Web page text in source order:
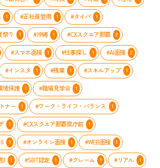
1 #正社員登用 1 #タイパ 1
祭り 1 #沖縄 1 #CXスクエア那覇 2
#スマホ面接 1 #仕事探し 1 #AI面接 2
#インスタ 1 #残業 1 #スキルアップ 1
境保護 1 #職場見学会 1
ナー 1 #ワーク・ライフ・バランス 1
1 #CXスクエア那覇県庁前 1
1 #オンライン面接 1 #WEB面接 1
3 1 #SBT認定 1 #クレーム 1 #リアル 1